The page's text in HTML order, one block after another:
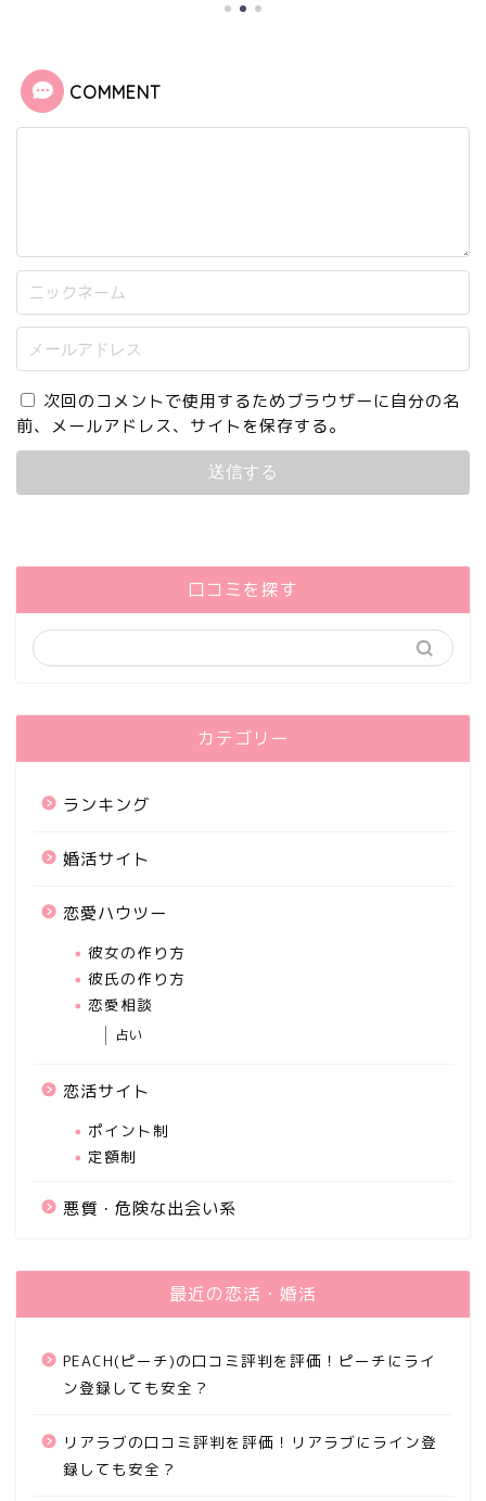
COMMENT
次回のコメントで使用するためブラウザーに自分の名
前、メールアドレス、サイトを保存する。
口コミを探す
カテゴリー
ランキング
婚活サイト
恋愛ハウツー
彼女の作り方
彼氏の作り方
恋愛相談
占い
恋活サイト
ポイント制
定額制
悪質・危険な出会い系
最近の恋活・婚活
PEACH(ピーチ)の口コミ評判を評価！ピーチにライ
ン登録しても安全？
リアラブの口コミ評判を評価！リアラブにライン登
録しても安全？